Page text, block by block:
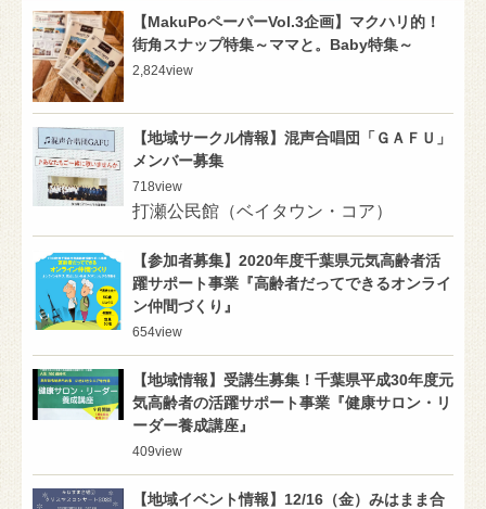
【MakuPoペーパーVol.3企画】マクハリ的！
街角スナップ特集～ママと。Baby特集～
2,824view
【地域サークル情報】混声合唱団「ＧＡＦＵ」
メンバー募集
718view
打瀬公民館（ベイタウン・コア）
【参加者募集】2020年度千葉県元気高齢者活
躍サポート事業『高齢者だってできるオンライ
ン仲間づくり』
654view
【地域情報】受講生募集！千葉県平成30年度元
気高齢者の活躍サポート事業『健康サロン・リ
ーダー養成講座』
409view
【地域イベント情報】12/16（金）みはまま合